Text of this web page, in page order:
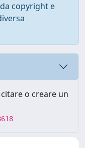
copyright e
o creare un